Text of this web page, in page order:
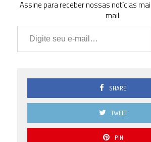
Assine para receber nossas notícias
mail.
Digite seu e-mail…
SHARE
TWEET
PIN